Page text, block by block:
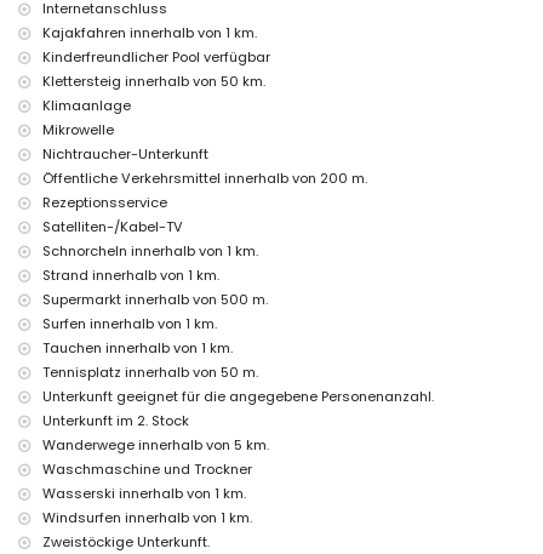
Bügeleisen und Bügelbrett
Bettwäsche und Handtücher
Empfangsdienst und 24-Stunden-Notdienst
Zentralheizung und Klimaanlage
Einrichtungen und Dienstleistungen gegen Aufpreis
Flughafenservice
Zusatzbett und Kinderbetten/-gitter (auf Anfrage)
Unterhaltungs- und Freizeitmöglichkeiten für Ihren Urlaub in
Javea, Costa Blanca
Bar (innerhalb von 500 Metern vom Haus)
Diskothek, Promenade (El Arenal und Javea) (innerhalb von 1000
Metern vom Haus)
Kino (innerhalb von 5 Kilometern vom Haus)
Sehenswürdigkeiten und Kultur in Javea, Costa Blanca
Museum (Historico de Javea), Kirche (Virgen del Loreto), Denkmal
(Pueblo de Javea), Architektonisches Gebäude (Historico de Javea)
und historischer Ort (Pueblo de Javea) (innerhalb von 5 Kilometern der
Unterkunft)
Ruine (Molinos del Viento und Javea) (innerhalb von 10 Kilometern der
Unterkunft)
Burg (Portal de la Villa und Denia) (innerhalb von 25 Kilometern der
Unterkunft)
Internetanschluss
Kajakfahren innerhalb von 1 km.
Kinderfreundlicher Pool verfügbar
Klettersteig innerhalb von 50 km.
Klimaanlage
Mikrowelle
Nichtraucher-Unterkunft
Öffentliche Verkehrsmittel innerhalb von 200 m.
Rezeptionsservice
Satelliten-/Kabel-TV
Schnorcheln innerhalb von 1 km.
Strand innerhalb von 1 km.
Supermarkt innerhalb von 500 m.
Surfen innerhalb von 1 km.
Tauchen innerhalb von 1 km.
Tennisplatz innerhalb von 50 m.
Unterkunft geeignet für die angegebene Personenanzahl.
Unterkunft im 2. Stock
Wanderwege innerhalb von 5 km.
Waschmaschine und Trockner
Wasserski innerhalb von 1 km.
Windsurfen innerhalb von 1 km.
Zweistöckige Unterkunft.